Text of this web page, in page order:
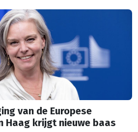
van de Europese
Haag krijgt nieuwe baas